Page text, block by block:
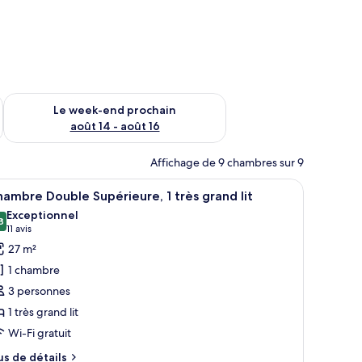
août 7 - août 9
Le week-end prochain
août 14 - août 16
Vérifier la disponibilité pour le week-end prochain août 14 -
Affichage de 9 chambres sur 9
un miroir et un mur orné d’un tableau abstrait aux couleurs vives.
:
Une chambre d’hôtel comprenant un lit,
5 Double Supérieure, 1 très grand lit
sur 10
Exceptionnel
11 avis
(11 avis)
27 m²
1 chambre
3 personnes
1 très grand lit
Wi-Fi gratuit
de détails